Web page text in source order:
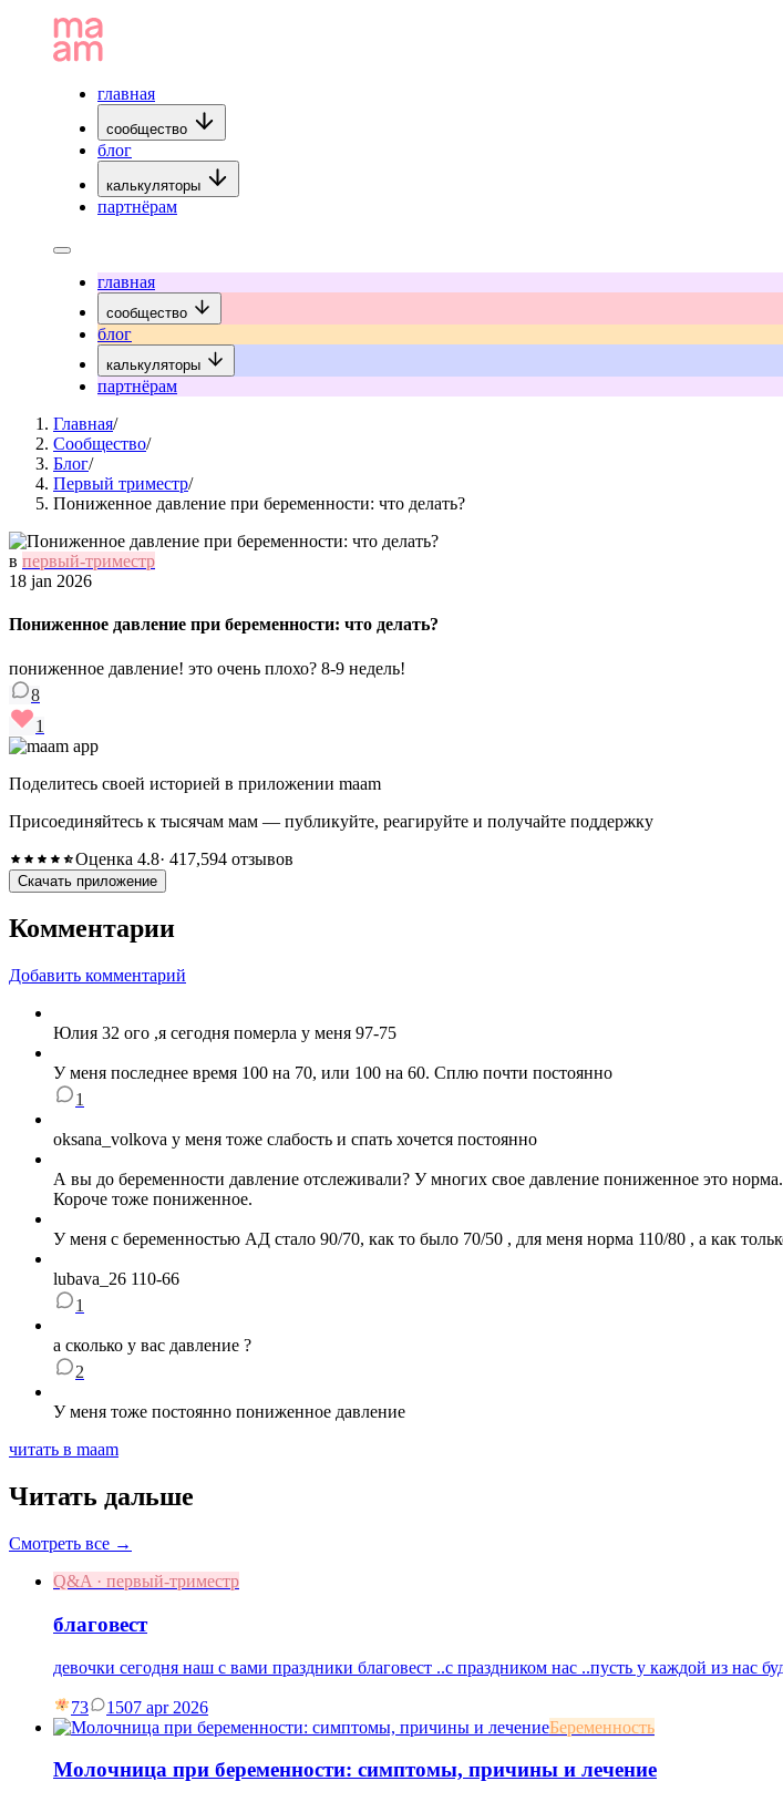
главная
сообщество
блог
калькуляторы
партнёрам
главная
сообщество
блог
калькуляторы
партнёрам
Главная/
Сообщество/
Блог/
Первый триместр/
Пониженное давление при беременности: что делать?
в первый-триместр
18 jan 2026
Пониженное давление при беременности: что делать?
пониженное давление! это очень плохо? 8-9 недель!
8
1
Поделитесь своей историей в приложении maam
Присоединяйтесь к тысячам мам — публикуйте, реагируйте и получайте поддержку
Оценка 4.8· 417,594 отзывов
Скачать приложение
Комментарии
Добавить комментарий
Юлия 32 ого ,я сегодня померла у меня 97-75
У меня последнее время 100 на 70, или 100 на 60. Сплю почти постоянно
1
oksana_volkova у меня тоже слабость и спать хочется постоянно
А вы до беременности давление отслеживали? У многих свое давление пониженное это
Короче тоже пониженное.
У меня с беременностью АД стало 90/70, как то было 70/50 , для меня норма 110/80 , а как
lubava_26 110-66
1
а сколько у вас давление ?
2
У меня тоже постоянно пониженное давление
читать в maam
Читать дальше
Смотреть все →
Q&A · первый-триместр
благовест
девочки сегодня наш с вами праздники благовест ..с праздником нас ..пусть у каждой из нас
73 1507 apr 2026
Беременность
Молочница при беременности: симптомы, причины и лечение